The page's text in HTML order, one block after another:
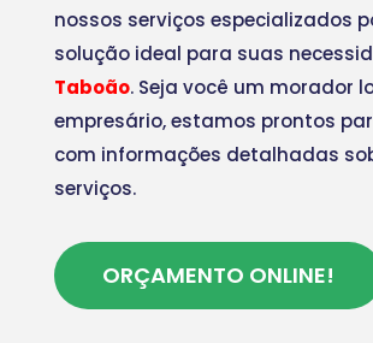
nossos serviços especializados
solução ideal para suas
Taboão. Seja você um morador
empresário, estamos prontos
com informações detalhadas
serviços.
ORÇAMENTO ONLINE!